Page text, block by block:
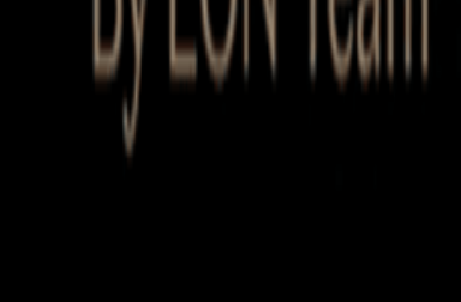
Startup Database